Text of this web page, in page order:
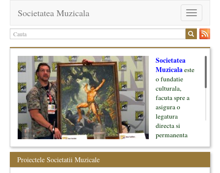
Toggle
navigation
Societatea Muzicala
Societatea
Muzicalaeste
o fundatie
culturala,
facuta spre a
asigura o
legatura
directa si
permanenta
oamenii ei, pe
Proiectele Societatii Muzicale